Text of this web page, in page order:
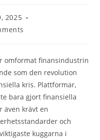
2025
omformat finansindustrin
som den revolution
kris. Plattformar,
bara gjort finansiella
även krävt en
och
kuggarna i